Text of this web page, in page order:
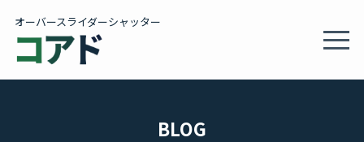
オーバースライダーシャッター
BLOG